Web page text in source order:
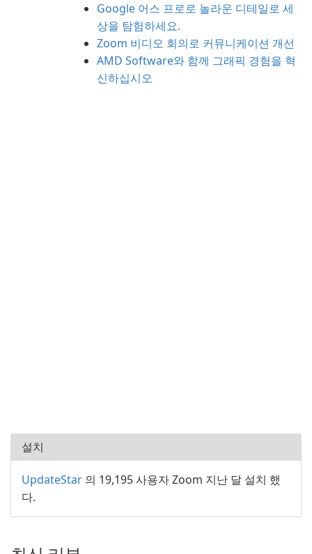
Google 어스 프로로 놀라운 디테일로 세
상을 탐험하세요.
Zoom 비디오 회의로 커뮤니케이션 개선
AMD Software와 함께 그래픽 경험을 혁
신하십시오
설치
UpdateStar 의 19,195 사용자 Zoom 지난 달 설치 했
다.